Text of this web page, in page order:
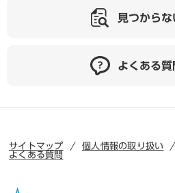
見つから
よくある
サイトマップ 個人情報の取り扱い
よくある質問